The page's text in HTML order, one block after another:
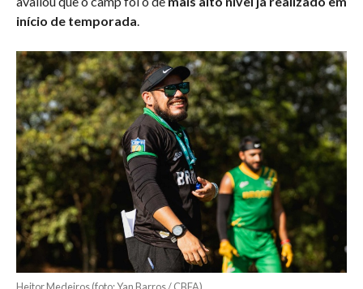
início de temporada.
Heitor Medeiros (foto: Yan Barros / CBFA)